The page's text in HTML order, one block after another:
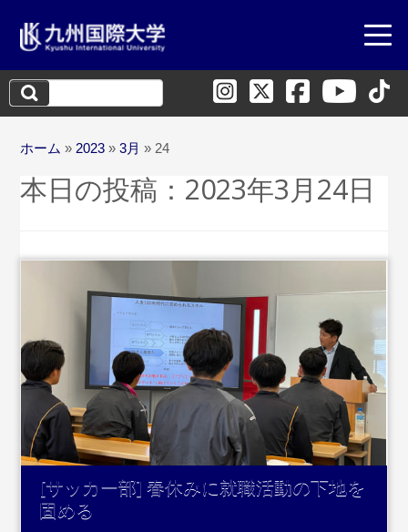
検
索:
ホーム » 2023 » 3月 » 24
本日の投稿： 2023年3月24日
...続きを読む
[サッカー部] 春休みに就職活動の下地を
固める